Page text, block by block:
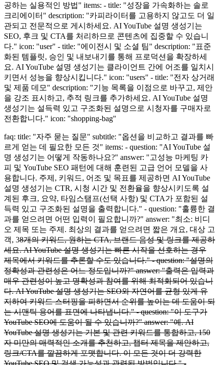
공하는 실용적인 방법" items: - title: "성장을 가속화하는 솔로
크리에이터" description: "카피라이터를 고용하지 않고도 더 일
관되고 전문적으로 게시하세요. AI YouTube 설명 생성기는
SEO, 후크 및 CTA를 처리하므로 콘텐츠에 집중할 수 있습니
다." icon: "user" - title: "에이전시 및 소셜 팀" description: "표준
화된 템플릿, 승인 및 내보내기를 통해 프로덕션을 확장하세
요. AI YouTube 설명 생성기는 클라이언트 간에 어조를 일치시
키면서 성능을 향상시킵니다." icon: "users" - title: "전자 상거래
및 제품 데모" description: "기능 목록을 이점으로 바꾸고, 제안
을 강조 표시하고, 추적 링크를 추가하세요. AI YouTube 설명
생성기는 설득력 있고 구조화된 설명으로 시청자를 구매자로
전환합니다." icon: "shopping-bag"
faq: title: "자주 묻는 질문" subtitle: "옵션을 비교하고 결과를 빠
르게 얻는 데 필요한 모든 것" items: - question: "AI YouTube 설
명 생성기는 어떻게 작동하나요?" answer: "고성능 마케팅 카
피 및 YouTube SEO 패턴에 대해 훈련된 고급 언어 모델을 사
용합니다. 주제, 키워드, 어조 및 목표를 제공하면 AI YouTube
설명 생성기는 CTR, 시청 시간 및 전환율을 향상시키도록 설
계된 후크, 요약, 타임스탬프(선택 사항) 및 CTA가 포함된 설
득력 있고 구조화된 설명을 출력합니다." - question: "훌륭한 결
과를 얻으려면 어떤 입력이 필요합니까?" answer: "최소: 비디
오 제목 또는 주제. 최상의 결과를 얻으려면 짧은 개요, 대상 고
객, 38개의 키워드, 원하는 CTA, 브랜드 음성 및 링크를 제공하
세요. AI YouTube 설명 생성기는 빠른 시작을 선호하는 경우
제목에서 키워드를 추론할 수도 있습니다." - question: "설명의
정확성과 관련성은 어느 정도입니까?" answer: "출력은 입력과
매우 관련성이 높고 명확성과 참여를 위해 최적화되어 있습니
다. AI YouTube 설명 생성기는 SEO와 자연어를 균형 있게 유
지하여 키워드 스터핑을 피하면서 순위를 높이는 데 도움이 되
는 시맨틱 용어를 표면에 나타냅니다." - question: "이 도구가
YouTube SEO에 도움이 될 수 있습니까?" answer: "예. AI
YouTube 설명 생성기는 기본 및 관련 키워드를 통합하고, 150
자 미만의 매력적인 소개를 추천하고, 챕터 제목을 제안하고,
링크/CTA를 깔끔하게 포맷합니다. 이 모든 것이 더 강력한
YouTube SEO 및 검색 가능성과 관련된 방법입니다." -